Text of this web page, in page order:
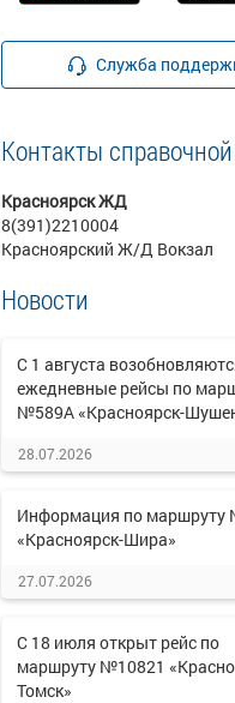
Служба
Контакты справочной
Красноярск ЖД
8(391)2210004
Красноярский Ж/Д Вокзал
Новости
С 1 августа
ежедневные рейсы по
№589А «Красноярск-
28.07.2026
Информация по маршруту
«Красноярск-Шира»
27.07.2026
С 18 июля открыт рейс по
маршруту №10821
Томск»